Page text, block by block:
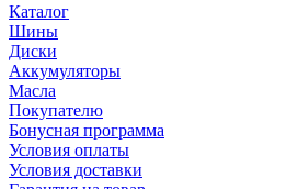
Каталог
Шины
Диски
Аккумуляторы
Масла
Покупателю
Бонусная программа
Условия оплаты
Условия доставки